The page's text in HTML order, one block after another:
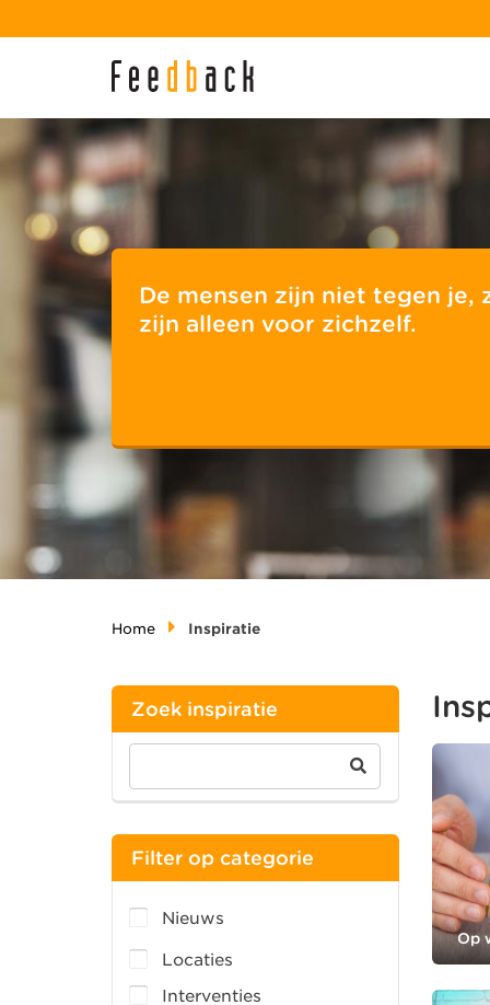
De mensen zijn niet tegen je,
zijn alleen voor zichzelf.
Home Inspiratie
Op
Zoek inspiratie
Filter op categorie
Nieuws
Locaties
Interventies